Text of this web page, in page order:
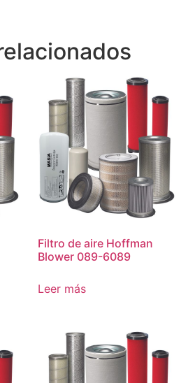
Filtro de aire Hoffman
Blower 089-6089
Leer más